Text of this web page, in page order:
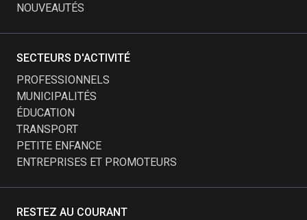
RESTEZ AU COURANT
NOUVEAUTÉS
SECTEURS D'ACTIVITÉ
PROFESSIONNELS
MUNICIPALITÉS
ÉDUCATION
TRANSPORT
PETITE ENFANCE
ENTREPRISES ET PROMOTEURS